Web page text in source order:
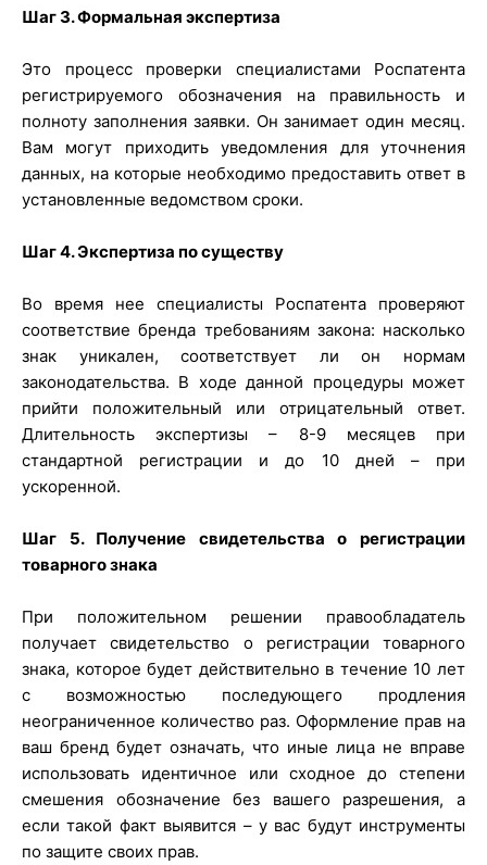
Шаг 3. Формальная экспертиза
Это процесс проверки специалистами Роспатента
регистрируемого обозначения на правильность и
полноту заполнения заявки. Он занимает один месяц.
Вам могут приходить уведомления для уточнения
данных, на которые необходимо предоставить ответ в
установленные ведомством сроки.
Шаг 4. Экспертиза по существу
Во время нее специалисты Роспатента проверяют
соответствие бренда требованиям закона: насколько
знак уникален, соответствует ли он нормам
законодательства. В ходе данной процедуры может
прийти положительный или отрицательный ответ.
Длительность экспертизы – 8-9 месяцев при
стандартной регистрации и до 10 дней – при
ускоренной.
Шаг 5. Получение свидетельства о регистрации
товарного знака
При положительном решении правообладатель
получает свидетельство о регистрации товарного
знака, которое будет действительно в течение 10 лет
с возможностью последующего продления
неограниченное количество раз. Оформление прав на
ваш бренд будет означать, что иные лица не вправе
использовать идентичное или сходное до степени
смешения обозначение без вашего разрешения, а
если такой факт выявится – у вас будут инструменты
по защите своих прав.